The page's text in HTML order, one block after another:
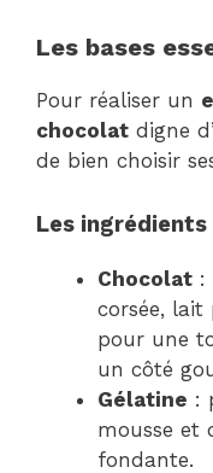
Les bases
Pour réaliser un
chocolat digne
de bien choisir
Les
Chocolat :
corsée,
pour une
un côté
Gélatine :
mousse et
fondante.